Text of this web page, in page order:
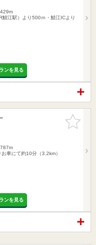
鯖江駅）より500ｍ・鯖江ICより
ンを見る
お気に入
りに追加
車にて約10分（3.2km）
ンを見る